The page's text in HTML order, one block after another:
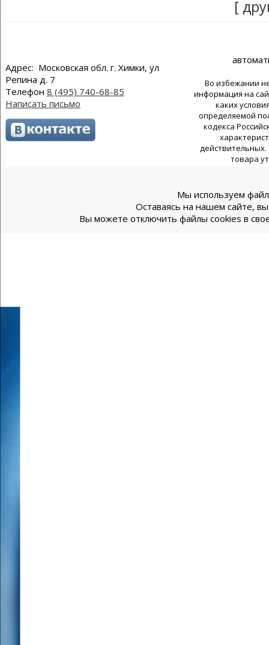
[
Адрес: Московская обл. г. Химки, ул
Репина д. 7
Телефон 8 (495) 740-68-85
Написать письмо
Во избежании
информация на
каких
определяемой
кодекса
действительных.
товара
Мы используем
Оставаясь на нашем сайте,
Вы можете отключить файлы cookies в